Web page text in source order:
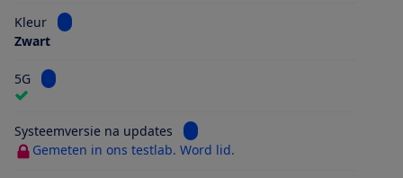
Kleur
Bekijk informatie voor Kleur
Zwart
5G Bekijk informatie voor 5G
Systeemversie na updates
Bekijk informatie voor
Gemeten in ons testlab. Word lid.